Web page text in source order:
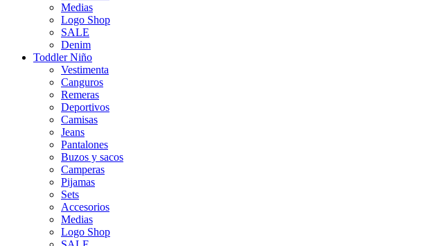
Medias
Logo Shop
SALE
Denim
Toddler Niño
Vestimenta
Canguros
Remeras
Deportivos
Camisas
Jeans
Pantalones
Buzos y sacos
Camperas
Pijamas
Sets
Accesorios
Medias
Logo Shop